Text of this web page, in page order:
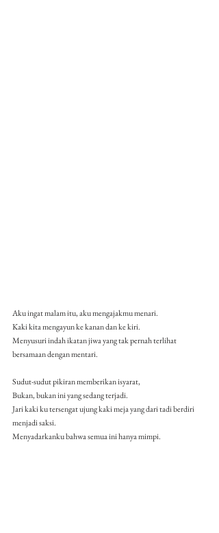
Aku ingat malam itu, aku mengajakmu menari.
Kaki kita mengayun ke kanan dan ke kiri.
Menyusuri indah ikatan jiwa yang tak pernah terlihat
bersamaan dengan mentari.
Sudut-sudut pikiran memberikan isyarat,
Bukan, bukan ini yang sedang terjadi.
Jari kaki ku tersengat ujung kaki meja yang dari tadi berdiri
menjadi saksi.
Menyadarkanku bahwa semua ini hanya mimpi.